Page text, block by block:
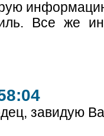
Все же
завидую